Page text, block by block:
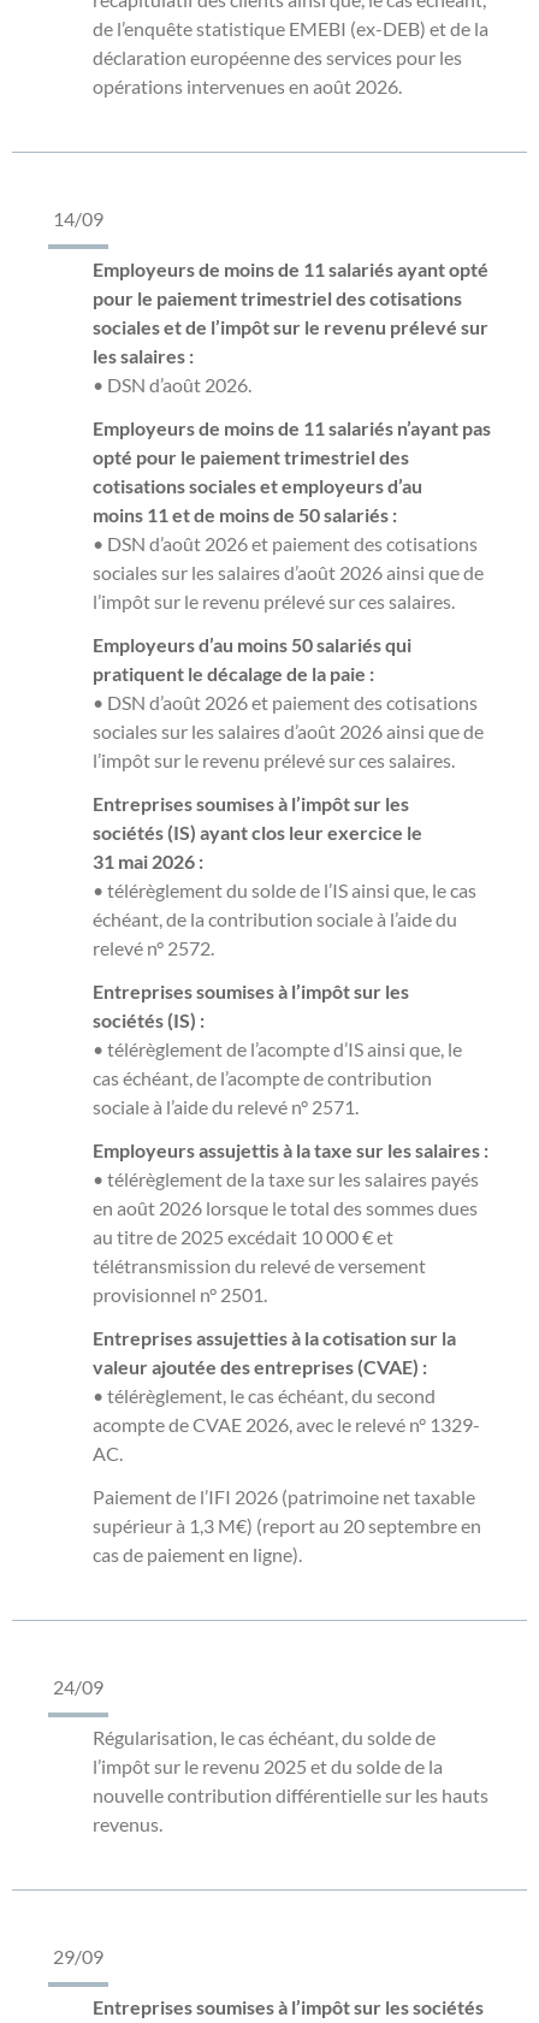
de l’enquête statistique EMEBI (ex-DEB) et de la
déclaration européenne des services pour les
opérations intervenues en août 2026.
14/09
Employeurs de moins de 11 salariés ayant opté
pour le paiement trimestriel des cotisations
sociales et de l’impôt sur le revenu prélevé sur
les salaires :
• DSN d’août 2026.
Employeurs de moins de 11 salariés n’ayant pas
opté pour le paiement trimestriel des
cotisations sociales et employeurs d’au
moins 11 et de moins de 50 salariés :
• DSN d’août 2026 et paiement des cotisations
sociales sur les salaires d’août 2026 ainsi que de
l’impôt sur le revenu prélevé sur ces salaires.
Employeurs d’au moins 50 salariés qui
pratiquent le décalage de la paie :
• DSN d’août 2026 et paiement des cotisations
sociales sur les salaires d’août 2026 ainsi que de
l’impôt sur le revenu prélevé sur ces salaires.
Entreprises soumises à l’impôt sur les
sociétés (IS) ayant clos leur exercice le
31 mai 2026 :
• télérèglement du solde de l’IS ainsi que, le cas
échéant, de la contribution sociale à l’aide du
relevé n° 2572.
Entreprises soumises à l’impôt sur les
sociétés (IS) :
• télérèglement de l’acompte d’IS ainsi que, le
cas échéant, de l’acompte de contribution
sociale à l’aide du relevé n° 2571.
Employeurs assujettis à la taxe sur les salaires :
• télérèglement de la taxe sur les salaires payés
en août 2026 lorsque le total des sommes dues
au titre de 2025 excédait 10 000 € et
télétransmission du relevé de versement
provisionnel n° 2501.
Entreprises assujetties à la cotisation sur la
valeur ajoutée des entreprises (CVAE) :
• télérèglement, le cas échéant, du second
acompte de CVAE 2026, avec le relevé n° 1329-
AC.
Paiement de l’IFI 2026 (patrimoine net taxable
supérieur à 1,3 M€) (report au 20 septembre en
cas de paiement en ligne).
24/09
Régularisation, le cas échéant, du solde de
l’impôt sur le revenu 2025 et du solde de la
nouvelle contribution différentielle sur les hauts
revenus.
29/09
Entreprises soumises à l’impôt sur les sociétés